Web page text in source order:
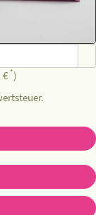
€ *)